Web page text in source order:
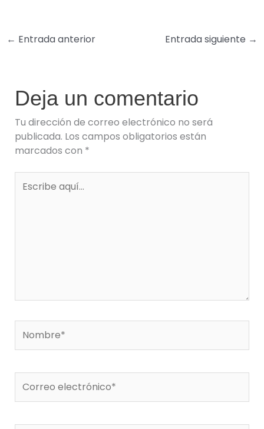
← Entrada anterior Entrada siguiente →
Deja un comentario
Tu dirección de correo electrónico no será
publicada. Los campos obligatorios están
marcados con *
aquí...
electrónico*